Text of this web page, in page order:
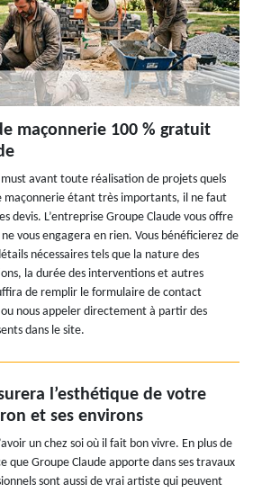
maçonnerie 100 % gratuit
avant toute réalisation de projets quels
maçonnerie étant très importants, il ne faut
devis. L’entreprise Groupe Claude vous offre
vous engagera en rien. Vous bénéficierez de
nécessaires tels que la nature des
la durée des interventions et autres
de remplir le formulaire de contact
nous appeler directement à partir des
dans le site.
l’esthétique de votre
et ses environs
un chez soi où il fait bon vivre. En plus de
que Groupe Claude apporte dans ses travaux
sont aussi de vrai artiste qui peuvent